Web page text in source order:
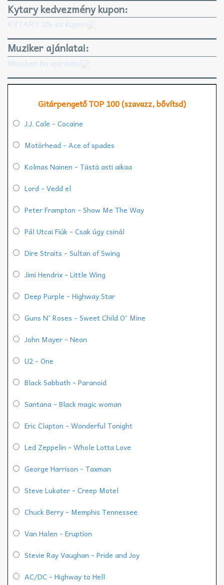
Kytary kedvezmény kupon:
KYTARY 3%-os kupon
Muziker ajánlatai:
Muziker.hu ajánlatai
Gitárpengető TOP 100 (szavazz, bővítsd)
J.J. Cale - Cocaine
Motörhead - Ace of spades
Kolmas Nainen - Tästä asti aikaa
Lord - Vedd el
Peter Frampton - Show Me The Way
Pál Utcai Fiúk - Csak úgy csinál
Dire Straits - Sultan of Swing
Jimi Hendrix - Little Wing
Deep Purple - Highway Star
Guns N' Roses - Sweet Child O' Mine
John Mayer - Neon
U2 - One
Black Sabbath - Paranoid
Santana - Black magic woman
Eric Clapton - Wonderful Tonight
Led Zeppelin - Whole Lotta Love
George Harrison - Taxman
Steve Lukater - Creep Motel
Chuck Berry - Memphis Tennessee
Van Halen - Eruption
Stevie Ray Vaughan - Pride and Joy
AC/DC - Highway to Hell